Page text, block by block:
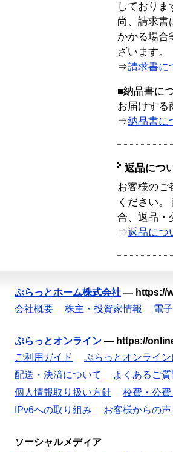
しておりま
尚、請求書
かかる場合
ざいます。
⇒請求書に
■納品書に
お届けする
⇒納品書に
返品につ
お客様のご
ください
合、返品・
⇒返品につ
ぷらっとホーム株式会社 — https://
会社概要
株主・投資家情報 電
ぷらっとオンライン — https://
ご利用ガイド
ぷらっとオンライン
配送・決済について
よくあるご質
個人情報取り扱い方針
校費・公
IPv6への取り組み
お客様からの声
ソーシャルメディア